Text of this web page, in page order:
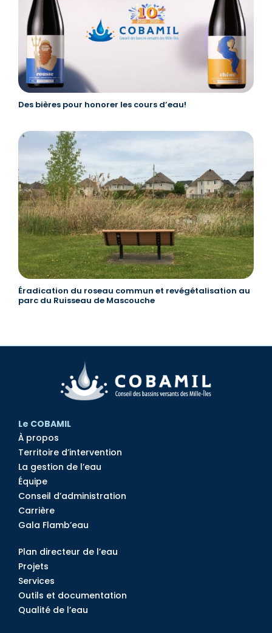
Des bières pour honorer les cours d’eau!
Éradication du roseau commun et revégétalisation au
parc du Ruisseau de Mascouche
Le COBAMIL
À propos
Territoire d’intervention
La gestion de l’eau
Équipe
Conseil d’administration
Carrière
Gala Flamb’eau
Plan directeur de l’eau
Projets
Services
Outils et documentation
Qualité de l’eau